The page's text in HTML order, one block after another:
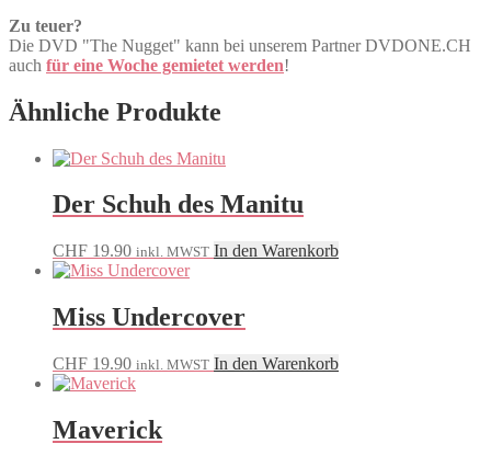
Zu teuer?
Die DVD "The Nugget" kann bei unserem Partner DVDONE.CH
auch für eine Woche gemietet werden!
Ähnliche Produkte
Der Schuh des Manitu
CHF 19.90 inkl. MWST In den Warenkorb
Miss Undercover
CHF 19.90 inkl. MWST In den Warenkorb
Maverick